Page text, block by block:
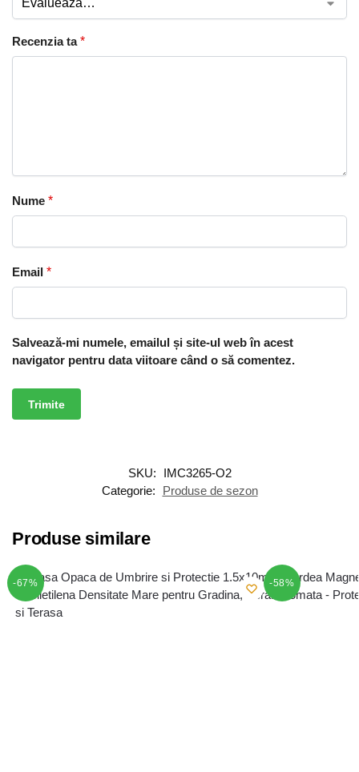
Recenzia ta*
Nume *
Email *
Salvează-mi numele, emailul și site-ul web în acest
navigator pentru data viitoare când o să comentez.
SKU:
IMC3265-O2
Categorie:
Produse de sezon
Produse similare
-67% -58%